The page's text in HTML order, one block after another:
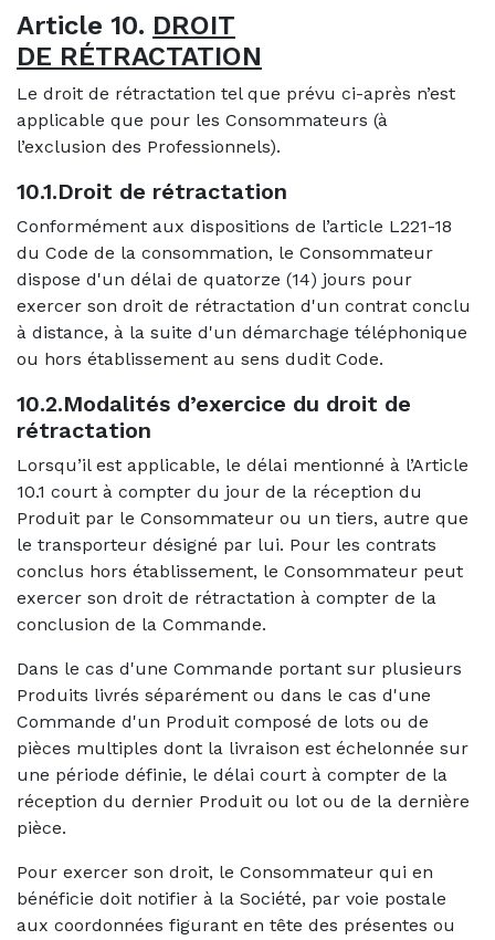
Article 10. DROIT
DE RÉTRACTATION
Le droit de rétractation tel que prévu ci-après n’est
applicable que pour les Consommateurs (à
l’exclusion des Professionnels).
10.1.Droit de rétractation
Conformément aux dispositions de l’article L221-18
du Code de la consommation, le Consommateur
dispose d'un délai de quatorze (14) jours pour
exercer son droit de rétractation d'un contrat conclu
à distance, à la suite d'un démarchage téléphonique
ou hors établissement au sens dudit Code.
10.2.Modalités d’exercice du droit de
rétractation
Lorsqu’il est applicable, le délai mentionné à l’Article
10.1 court à compter du jour de la réception du
Produit par le Consommateur ou un tiers, autre que
le transporteur désigné par lui. Pour les contrats
conclus hors établissement, le Consommateur peut
exercer son droit de rétractation à compter de la
conclusion de la Commande.
Dans le cas d'une Commande portant sur plusieurs
Produits livrés séparément ou dans le cas d'une
Commande d'un Produit composé de lots ou de
pièces multiples dont la livraison est échelonnée sur
une période définie, le délai court à compter de la
réception du dernier Produit ou lot ou de la dernière
pièce.
Pour exercer son droit, le Consommateur qui en
bénéficie doit notifier à la Société, par voie postale
aux coordonnées figurant en tête des présentes ou